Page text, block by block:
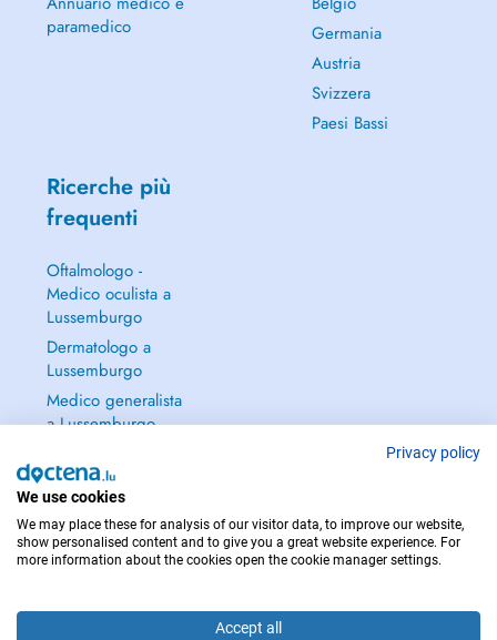
paramedico
Germania
Austria
Svizzera
Paesi Bassi
Ricerche più
frequenti
Oftalmologo -
Medico oculista a
Lussemburgo
Dermatologo a
Lussemburgo
Medico generalista
a Lussemburgo
Lussemburgo
Continua a leggere
→
Privacy policy
We use cookies
We may place these for analysis of our visitor data, to improve our website,
show personalised content and to give you a great website experience. For
more information about the cookies open the cookie manager settings.
Accept all